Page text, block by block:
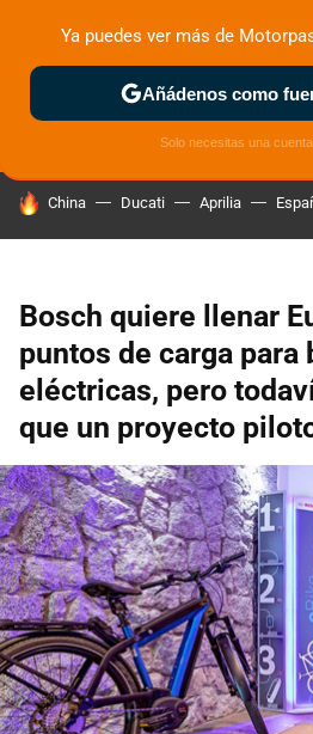
ZONA DE PRUEBAS DEPORTIVAS
HOY SE HABLA DE
China Ducati Aprilia
Bosch quiere llenar
puntos de carga para
eléctricas, pero
que un proyecto
Ya puedes ver más de
Añádenos como
Solo necesitas una